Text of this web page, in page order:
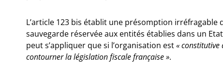
L’article 123 bis établit une présomption irréfragable
sauvegarde réservée aux entités établies dans un
peut s’appliquer que si l’organisation est« constitutive
contourner la législation fiscale française ».